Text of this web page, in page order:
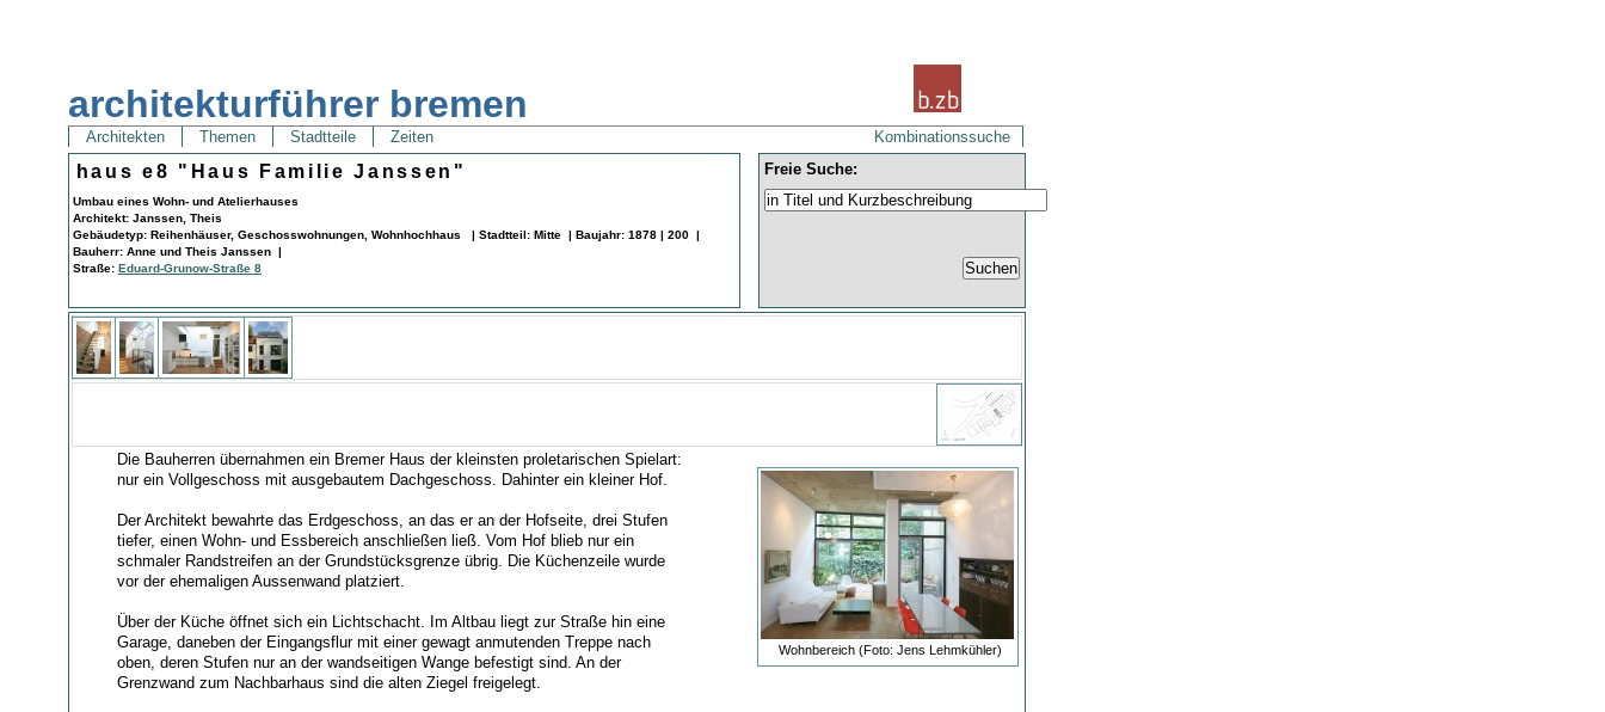
architekturführer bremen
Architekten Themen Stadtteile Zeiten Kombinationssuche
haus e8 "Haus Familie Janssen"
Umbau eines Wohn- und Atelierhauses
Architekt: Janssen, Theis
Gebäudetyp: Reihenhäuser, Geschosswohnungen, Wohnhochhaus | Stadtteil: Mitte | Baujahr: 1878 | 200 |
Bauherr: Anne und Theis Janssen |
Straße: Eduard-Grunow-Straße 8
Freie Suche:
Wohnbereich (Foto: Jens Lehmkühler)
Die Bauherren übernahmen ein Bremer Haus der kleinsten proletarischen Spielart:
nur ein Vollgeschoss mit ausgebautem Dachgeschoss. Dahinter ein kleiner Hof.
Der Architekt bewahrte das Erdgeschoss, an das er an der Hofseite, drei Stufen
tiefer, einen Wohn- und Essbereich anschließen ließ. Vom Hof blieb nur ein
schmaler Randstreifen an der Grundstücksgrenze übrig. Die Küchenzeile wurde
vor der ehemaligen Aussenwand platziert.
Über der Küche öffnet sich ein Lichtschacht. Im Altbau liegt zur Straße hin eine
Garage, daneben der Eingangsflur mit einer gewagt anmutenden Treppe nach
oben, deren Stufen nur an der wandseitigen Wange befestigt sind. An der
Grenzwand zum Nachbarhaus sind die alten Ziegel freigelegt.